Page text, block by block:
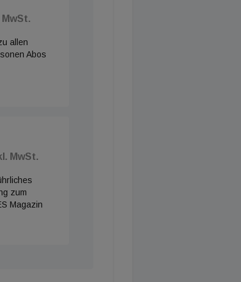
allen
Abos
MwSt.
zum
Magazin